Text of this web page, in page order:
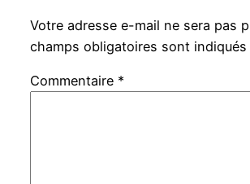
Votre adresse e-mail ne sera pas
champs obligatoires sont indiqués
Commentaire *